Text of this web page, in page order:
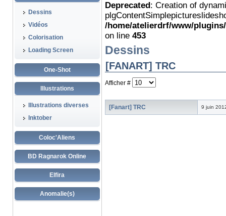
Dessins
Vidéos
Colorisation
Loading Screen
One-Shot
Illustrations
Illustrations diverses
Inktober
Coloc'Aliens
BD Ragnarok Online
Elfira
Anomalie(s)
Deprecated: Creation of
/home/atelierdrf/www/
on line 453
Dessins
[FANART] TRC
Afficher #
[Fanart] TRC 9 juin